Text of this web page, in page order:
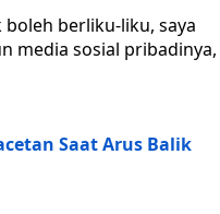
berliku-liku, saya
media sosial pribadinya,
Saat Arus Balik